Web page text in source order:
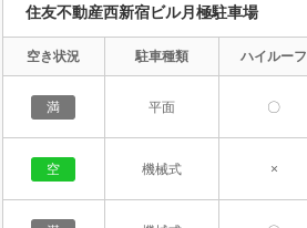
住友不動産西新宿ビル月極駐車場
空き状況 駐車種類 ハイルーフ
満 平面 〇
空 機械式 ×